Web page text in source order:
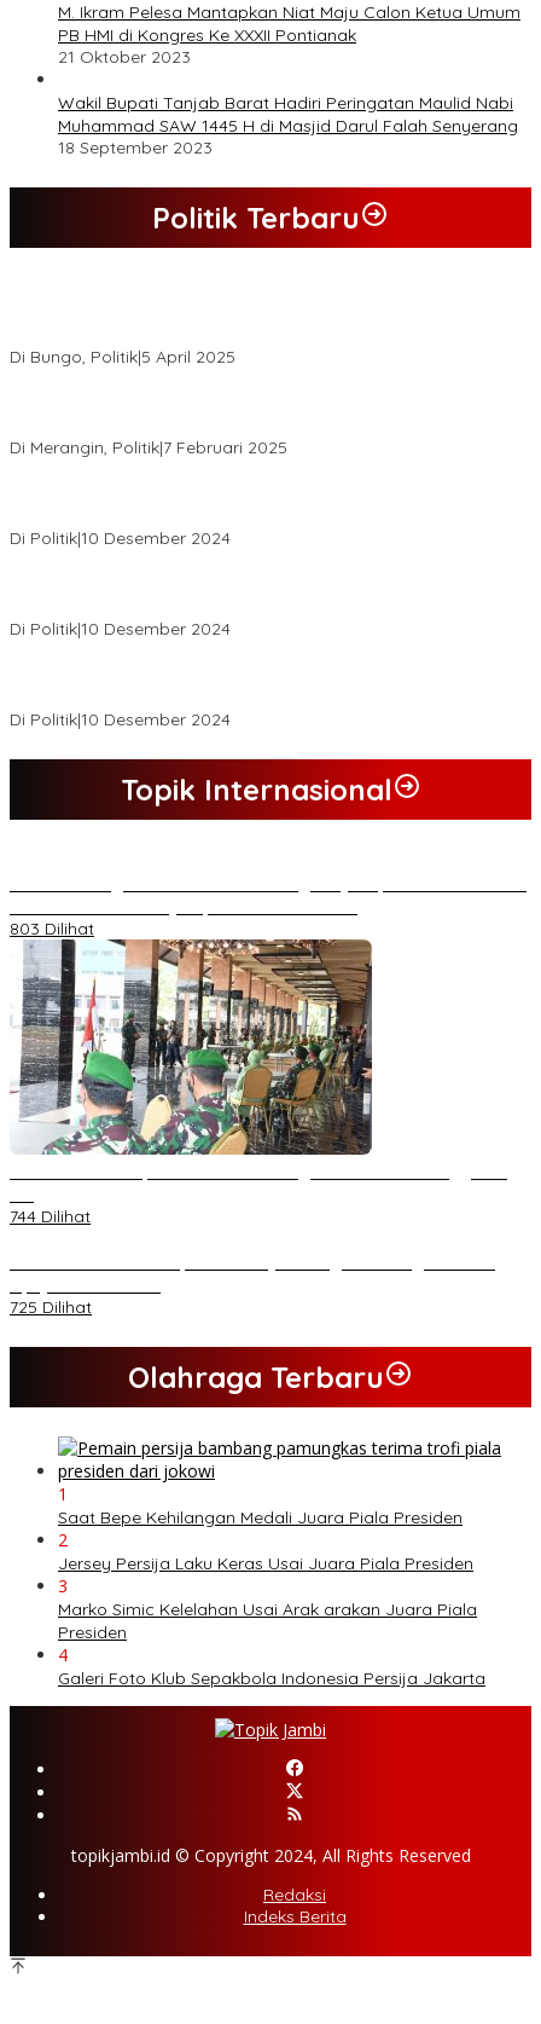
M. Ikram Pelesa Mantapkan Niat Maju Calon Ketua Umum
PB HMI di Kongres Ke XXXII Pontianak
21 Oktober 2023
Wakil Bupati Tanjab Barat Hadiri Peringatan Maulid Nabi
Muhammad SAW 1445 H di Masjid Darul Falah Senyerang
18 September 2023
Politik Terbaru
Di Bungo, Politik|5 April 2025
Di Merangin, Politik|7 Februari 2025
Di Politik|10 Desember 2024
Di Politik|10 Desember 2024
Di Politik|10 Desember 2024
Topik Internasional
803 Dilihat
744 Dilihat
725 Dilihat
Olahraga Terbaru
1
Saat Bepe Kehilangan Medali Juara Piala Presiden
2
Jersey Persija Laku Keras Usai Juara Piala Presiden
3
Marko Simic Kelelahan Usai Arak arakan Juara Piala
Presiden
4
Galeri Foto Klub Sepakbola Indonesia Persija Jakarta
topikjambi.id © Copyright 2024, All Rights Reserved
Redaksi
Indeks Berita